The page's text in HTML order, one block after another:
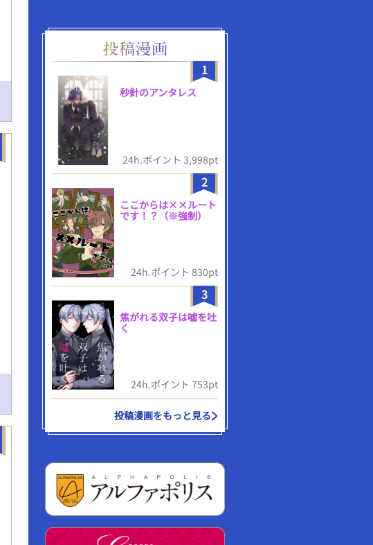
1
秒針のアンタレス
24h.ポイント 3,998pt
2
ここからは××ルート
です！？（※強制）
24h.ポイント 830pt
3
焦がれる双子は嘘を吐
く
24h.ポイント 753pt
投稿漫画をもっと見る